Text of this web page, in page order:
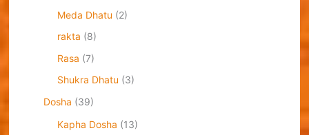
Meda Dhatu (2)
rakta (8)
Rasa (7)
Shukra Dhatu (3)
Dosha (39)
Kapha Dosha (13)